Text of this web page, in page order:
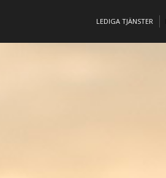
LEDIGA TJÄNSTER